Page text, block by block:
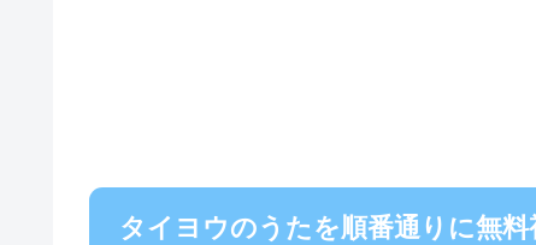
タイヨウのうたを順番通りに無